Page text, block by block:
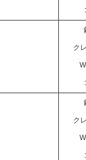
ク
ク